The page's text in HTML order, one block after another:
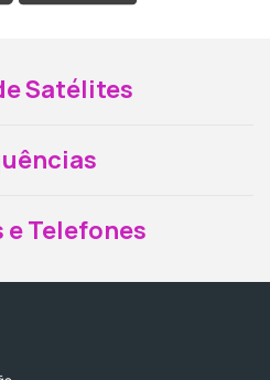
Satélites
e Telefones